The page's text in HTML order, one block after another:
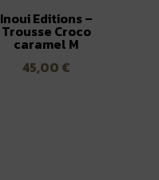
Inoui Editions –
Trousse Croco
caramel M
45,00 €